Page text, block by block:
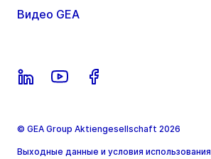
Видео GEA
© GEA Group Aktiengesellschaft 2026
Выходные данные и условия использования